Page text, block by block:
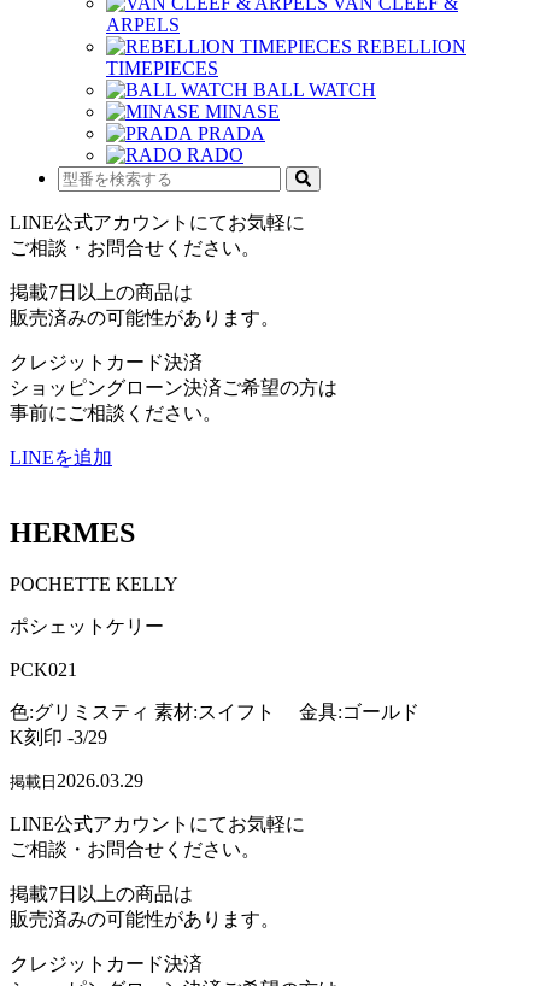
ARPELS
REBELLION
TIMEPIECES
BALL WATCH
MINASE
PRADA
RADO
LINE公式アカウントにてお気軽に
ご相談・お問合せください。
掲載7日以上の商品は
販売済みの可能性があります。
クレジットカード決済
ショッピングローン決済ご希望の方は
事前にご相談ください。
LINEを追加
HERMES
POCHETTE KELLY
ポシェットケリー
PCK021
色:グリミスティ 素材:スイフト 金具:ゴールド
K刻印 -3/29
掲載日 2026.03.29
LINE公式アカウントにてお気軽に
ご相談・お問合せください。
掲載7日以上の商品は
販売済みの可能性があります。
クレジットカード決済